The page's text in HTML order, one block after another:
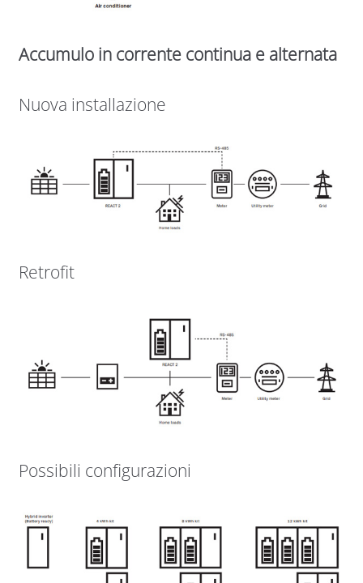
Accumulo in corrente continua e alternata
Nuova installazione
Retrofit
Possibili configurazioni